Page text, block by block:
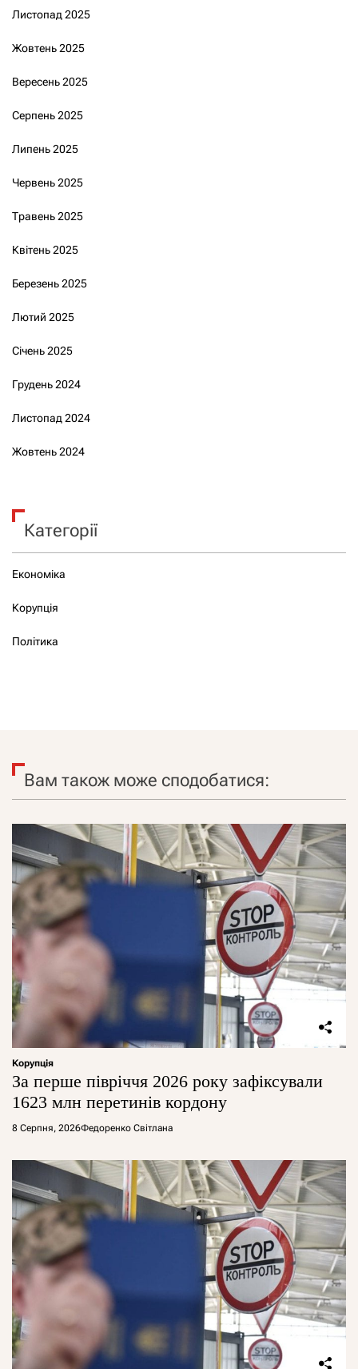
Листопад 2025
Жовтень 2025
Вересень 2025
Серпень 2025
Липень 2025
Червень 2025
Травень 2025
Квітень 2025
Березень 2025
Лютий 2025
Січень 2025
Грудень 2024
Листопад 2024
Жовтень 2024
Категорії
Економіка
Корупція
Політика
Вам також може сподобатися:
Корупція
За перше півріччя 2026 року зафіксували
1623 млн перетинів кордону
8 Серпня, 2026Федоренко Світлана